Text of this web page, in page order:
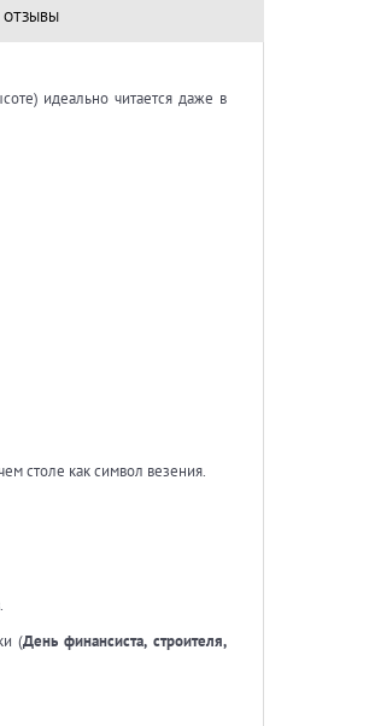
ОТЗЫВЫ
идеально читается даже в
столе как символ везения.
(День финансиста, строителя,